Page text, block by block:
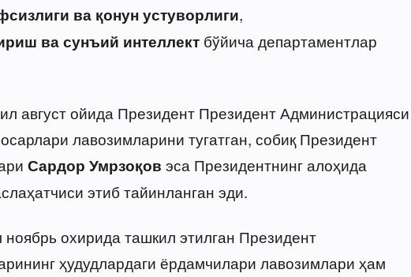
ва қонун устуворлиги,
ва сунъий интеллектбўйича департаментлар
август ойида Президент Президент Администрацияси
лавозимларини тугатган, собиқ Президент
Сардор Умрзоқов эса Президентнинг алоҳида
этиб тайинланган эди.
охирида ташкил этилган Президент
ҳудудлардаги ёрдамчилари лавозимлари ҳам